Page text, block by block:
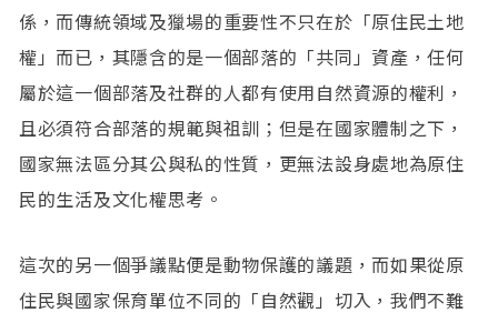
係，而傳統領域及獵場的重要性不只在於「原住民土地
權」而已，其隱含的是一個部落的「共同」資產，任何
屬於這一個部落及社群的人都有使用自然資源的權利，
且必須符合部落的規範與祖訓；但是在國家體制之下，
國家無法區分其公與私的性質，更無法設身處地為原住
民的生活及文化權思考。
這次的另一個爭議點便是動物保護的議題，而如果從原
住民與國家保育單位不同的「自然觀」切入，我們不難